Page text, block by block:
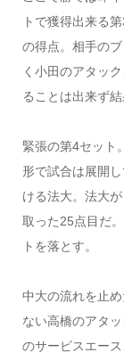
トで獲得出来る
の得点。相手の
く小田のアタッ
ることは出来ず
緊張の第4セット
形で試合は展開
ける法大。法大
取った25点目だ
トを落とす。
中大の流れを止
ない高橋のアタ
のサービスエー